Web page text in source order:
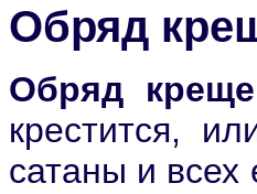
Обряд
Обряд
крестится,
сатаны и всех